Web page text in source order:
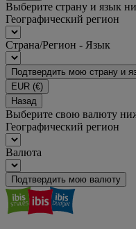
Выберите страну и язык
Географический регион
Страна/Регион - Язык
Подтвердить мою страну и
EUR (€)
Назад
Выберите свою валюту
Географический регион
Валюта
Подтвердить мою валюту